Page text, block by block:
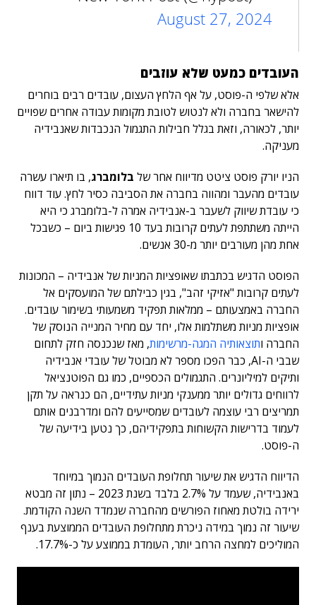
August 27, 2024
העובדים כמעט שלא עוזבים
אלא שלפי ה-פוסט, על אף הלחץ העצום, עובדים רבים בוחרים
להישאר בחברה ולא לנטוש לטובת מקומות עבודה אחרים שפויים
יותר, לכאורה, וזאת בגלל חבילות התגמול הנכבדות שאנבידיה
מעניקה.
הניו יורק פוסט ציטט מדיווח אחר של בלומברג, בו תיארו עשרה
עובדים מהעבר ומהווה בחברה את הסביבה כסיר לחץ. עוד דווח
כי עובדת שיווק לשעבר ב-אנבידיה אמרה ל-בלומברג כי היא
הייתה משתתפת לעתים קרובות בעד 10 פגישות ביום – כשבכל
אחת מהן מעורבים יותר מ-30 אנשים.
הפוסט הדגיש בכתבתו שאופציות המניות של אנבידיה – המכונות
לעתים קרובות "אזיקי זהב", בגין כבילתם של המועסקים אל
החברה באמצעותם – ממלאות תפקיד משמעותי בשימור עובדים.
אופציות מניות משתלמות אלו, יחד עם מחיר המנייה הנוסק של
החברה ותוצאותיה המגה-מרשימות, מאז שנכנסה חזק לתחום
שבבי ה-AI, כבר הפכו מספר לא מבוטל של עובדי אנבידיה
ותיקים למיליונרים. התגמולים הכספיים, כמו גם הפוטנציאל
לרווחים גדולים יותר ממענקי מניות עתידיים, הם כנראה על תקן
תמריצים רבי עוצמה לעובדים שמסייעים להם ומדרבנים אותם
לעמוד בדרישות הקשוחות בתפקידיהם, כך נטען בידיעה של
ה-פוסט.
הדיווח הדגיש את שיעור תחלופת העובדים הנמוך במיוחד
באנבידיה, שעמד על 2.7% בלבד בשנת 2023 – נתון זה מבטא
ירידה בולטת מאחוז הפורשים מהחברה שנמדד השנה הקודמת.
שיעור זה נמוך במידה ניכרת מתחלופת העובדים הממוצעת בענף
המוליכים למחצה הרחב יותר, העומדת בממוצע על כ-17.7%.